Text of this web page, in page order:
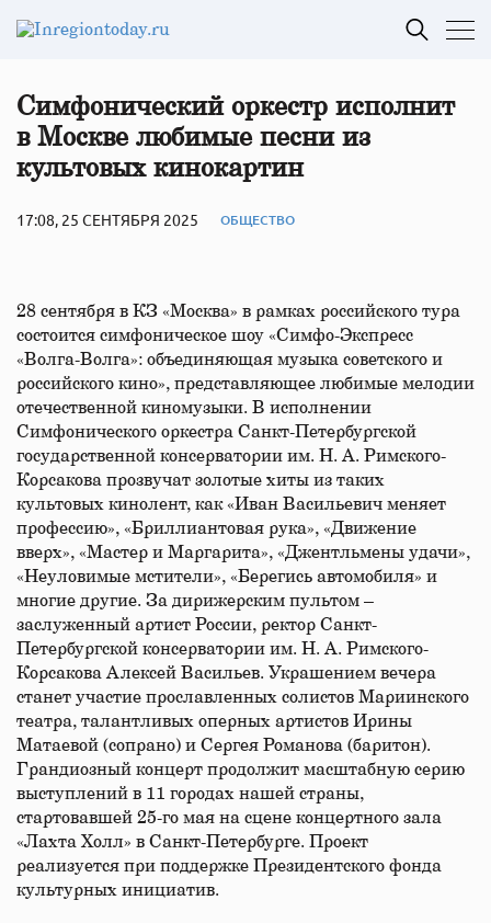
Симфонический оркестр исполнит
в Москве любимые песни из
культовых кинокартин
17:08, 25 СЕНТЯБРЯ 2025 ОБЩЕСТВО
28 сентября в КЗ «Москва» в рамках российского тура
состоится симфоническое шоу «Симфо-Экспресс
«Волга-Волга»: объединяющая музыка советского и
российского кино», представляющее любимые мелодии
отечественной киномузыки. В исполнении
Симфонического оркестра Санкт-Петербургской
государственной консерватории им. Н. А. Римского-
Корсакова прозвучат золотые хиты из таких
культовых кинолент, как «Иван Васильевич меняет
профессию», «Бриллиантовая рука», «Движение
вверх», «Мастер и Маргарита», «Джентльмены удачи»,
«Неуловимые мстители», «Берегись автомобиля» и
многие другие. За дирижерским пультом –
заслуженный артист России, ректор Санкт-
Петербургской консерватории им. Н. А. Римского-
Корсакова Алексей Васильев. Украшением вечера
станет участие прославленных солистов Мариинского
театра, талантливых оперных артистов Ирины
Матаевой (сопрано) и Сергея Романова (баритон).
Грандиозный концерт продолжит масштабную серию
выступлений в 11 городах нашей страны,
стартовавшей 25-го мая на сцене концертного зала
«Лахта Холл» в Санкт-Петербурге. Проект
реализуется при поддержке Президентского фонда
культурных инициатив.